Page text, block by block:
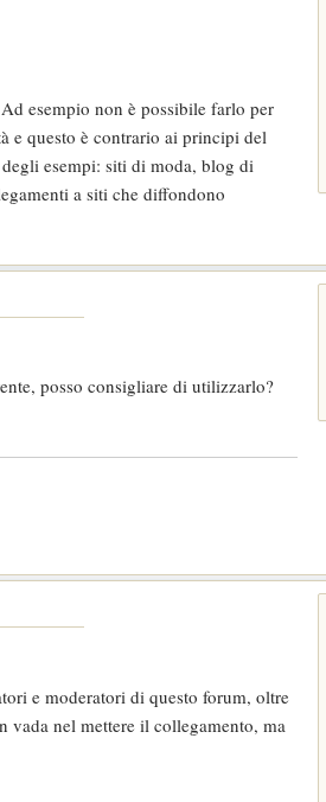
esempio non è possibile farlo per
e questo è contrario ai principi del
esempi: siti di moda, blog di
a siti che diffondono
posso consigliare di utilizzarlo?
e moderatori di questo forum, oltre
vada nel mettere il collegamento, ma